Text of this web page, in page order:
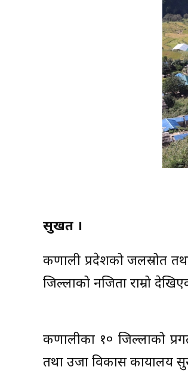
सुर्खेत ।
कर्णाली प्रदेशको जलस्रोत
जिल्लाको नजिता राम्रो
कर्णालीका १० जिल्लाको
तथा उर्जा विकास कार्यालय